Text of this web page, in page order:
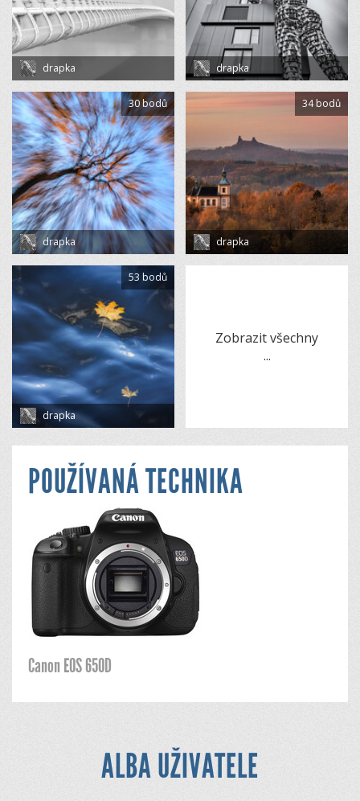
drapka drapka
drapka
30 bodů
drapka
34 bodů
drapka
53 bodů
Zobrazit všechny
...
POUŽÍVANÁ TECHNIKA
Canon EOS 650D
ALBA UŽIVATELE